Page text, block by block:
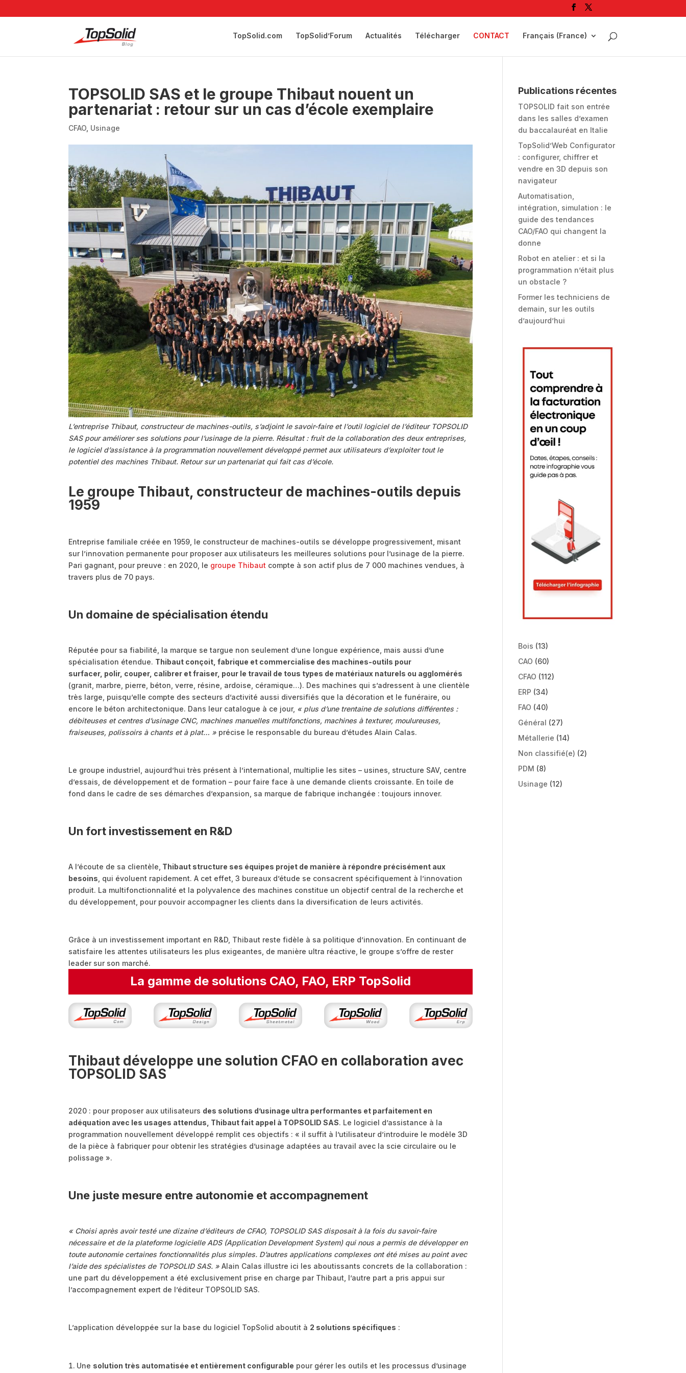
TopSolid.com TopSolid’Forum Actualités Télécharger CONTACT Français (France)
TOPSOLID SAS et le groupe Thibaut nouent un
partenariat : retour sur un cas d’école exemplaire
CFAO Usinage
L’entreprise Thibaut, constructeur de machines-outils, s’adjoint le savoir-faire et l’outil logiciel de l’éditeur TOPSOLID
SAS pour améliorer ses solutions pour l’usinage de la pierre. Résultat : fruit de la collaboration des deux entreprises,
le logiciel d’assistance à la programmation nouvellement développé permet aux utilisateurs d’exploiter tout le
potentiel des machines Thibaut. Retour sur un partenariat qui fait cas d’école.
Le groupe Thibaut, constructeur de machines-outils depuis
1959
Entreprise familiale créée en 1959, le constructeur de machines-outils se développe progressivement, misant
sur l’innovation permanente pour proposer aux utilisateurs les meilleures solutions pour l’usinage de la pierre.
Pari gagnant, pour preuve : en 2020, le groupe Thibaut compte à son actif plus de 7 000 machines vendues, à
travers plus de 70 pays.
Un domaine de spécialisation étendu
Réputée pour sa fiabilité, la marque se targue non seulement d’une longue expérience, mais aussi d’une
spécialisation étendue. Thibaut conçoit, fabrique et commercialise des machines-outils pour
surfacer, polir, couper, calibrer et fraiser, pour le travail de tous types de matériaux naturels ou agglomérés
(granit, marbre, pierre, béton, verre, résine, ardoise, céramique…). Des machines qui s’adressent à une clientèle
très large, puisqu’elle compte des secteurs d’activité aussi diversifiés que la décoration et le funéraire, ou
encore le béton architectonique. Dans leur catalogue à ce jour, « plus d’une trentaine de solutions différentes :
débiteuses et centres d’usinage CNC, machines manuelles multifonctions, machines à texturer, moulureuses,
fraiseuses, polissoirs à chants et à plat… » précise le responsable du bureau d’études Alain Calas.
Le groupe industriel, aujourd’hui très présent à l’international, multiplie les sites – usines, structure SAV, centre
d’essais, de développement et de formation – pour faire face à une demande clients croissante. En toile de
fond dans le cadre de ses démarches d’expansion, sa marque de fabrique inchangée : toujours innover.
Un fort investissement en R&D
A l’écoute de sa clientèle, Thibaut structure ses équipes projet de manière à répondre précisément aux
besoins , qui évoluent rapidement. A cet effet, 3 bureaux d’étude se consacrent spécifiquement à l’innovation
produit. La multifonctionnalité et la polyvalence des machines constitue un objectif central de la recherche et
du développement, pour pouvoir accompagner les clients dans la diversification de leurs activités.
Grâce à un investissement important en R&D, Thibaut reste fidèle à sa politique d’innovation. En continuant de
satisfaire les attentes utilisateurs les plus exigeantes, de manière ultra réactive, le groupe s’offre de rester
leader sur son marché.
La gamme de solutions CAO, FAO, ERP TopSolid
Thibaut développe une solution CFAO en collaboration avec
TOPSOLID SAS
2020 : pour proposer aux utilisateurs des solutions d’usinage ultra performantes et parfaitement en
adéquation avec les usages attendus, Thibaut fait appel à TOPSOLID SAS. Le logiciel d’assistance à la
programmation nouvellement développé remplit ces objectifs : « il suffit à l’utilisateur d’introduire le modèle 3D
de la pièce à fabriquer pour obtenir les stratégies d’usinage adaptées au travail avec la scie circulaire ou le
polissage ».
Une juste mesure entre autonomie et accompagnement
« Choisi après avoir testé une dizaine d’éditeurs de CFAO, TOPSOLID SAS disposait à la fois du savoir-faire
nécessaire et de la plateforme logicielle ADS (Application Development System) qui nous a permis de développer en
toute autonomie certaines fonctionnalités plus simples. D’autres applications complexes ont été mises au point avec
l’aide des spécialistes de TOPSOLID SAS. »Alain Calas illustre ici les aboutissants concrets de la collaboration :
une part du développement a été exclusivement prise en charge par Thibaut, l’autre part a pris appui sur
l’accompagnement expert de l’éditeur TOPSOLID SAS.
L’application développée sur la base du logiciel TopSolid aboutit à 2 solutions spécifiques :
Une solution très automatisée et entièrement configurable pour gérer les outils et les processus d’usinage
Publications récentes
TOPSOLID fait son entrée
dans les salles d’examen
du baccalauréat en Italie
TopSolid’Web Configurator
: configurer, chiffrer et
vendre en 3D depuis son
navigateur
Automatisation,
intégration, simulation : le
guide des tendances
CAO/FAO qui changent la
donne
Robot en atelier : et si la
programmation n’était plus
un obstacle ?
Former les techniciens de
demain, sur les outils
d’aujourd’hui
Bois (13)
CAO (60)
CFAO (112)
ERP (34)
FAO (40)
Général (27)
Métallerie (14)
Non classifié(e) (2)
PDM (8)
Usinage (12)